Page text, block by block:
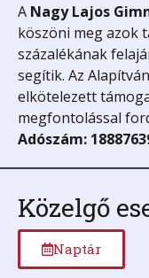
A Nagy Lajos
köszöni meg azok
százalékának
segítik. Az
elkötelezett
megfontolással
Adószám:
Közelgő
Naptár